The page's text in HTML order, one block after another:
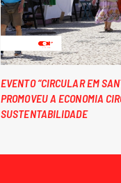
EVENTO “CIRCULAR EM
PROMOVEU A ECONOMIA
SUSTENTABILIDADE